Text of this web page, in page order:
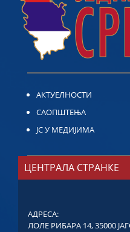
АКТУЕЛНОСТИ
САОПШТЕЊА
ЈС У МЕДИЈИМА
ЦЕНТРАЛА СТРАНКЕ
АДРЕСА:
ЛОЛЕ РИБАРА 14, 35000